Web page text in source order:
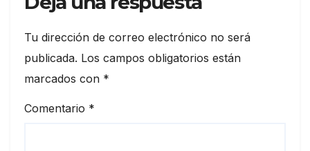
Tu dirección de correo electrónico no será
publicada. Los campos obligatorios están
marcados con *
Comentario *